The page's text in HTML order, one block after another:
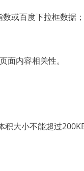
或百度下拉框数据；
内容相关性。
大小不能超过